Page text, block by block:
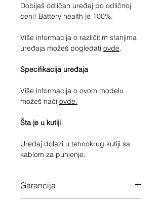
Dobijaš odličan uređaj po odličnoj
ceni! Battery health je 100%.
Više informacija o različitim stanjima
uređaja možeš pogledati ovde.
Specifikacija uređaja
Više informacija o ovom modelu
možeš naći ovde.
Šta je u kutiji
Uređaj dolazi u tehnokrug kutiji sa
kablom za punjenje.
Garancija